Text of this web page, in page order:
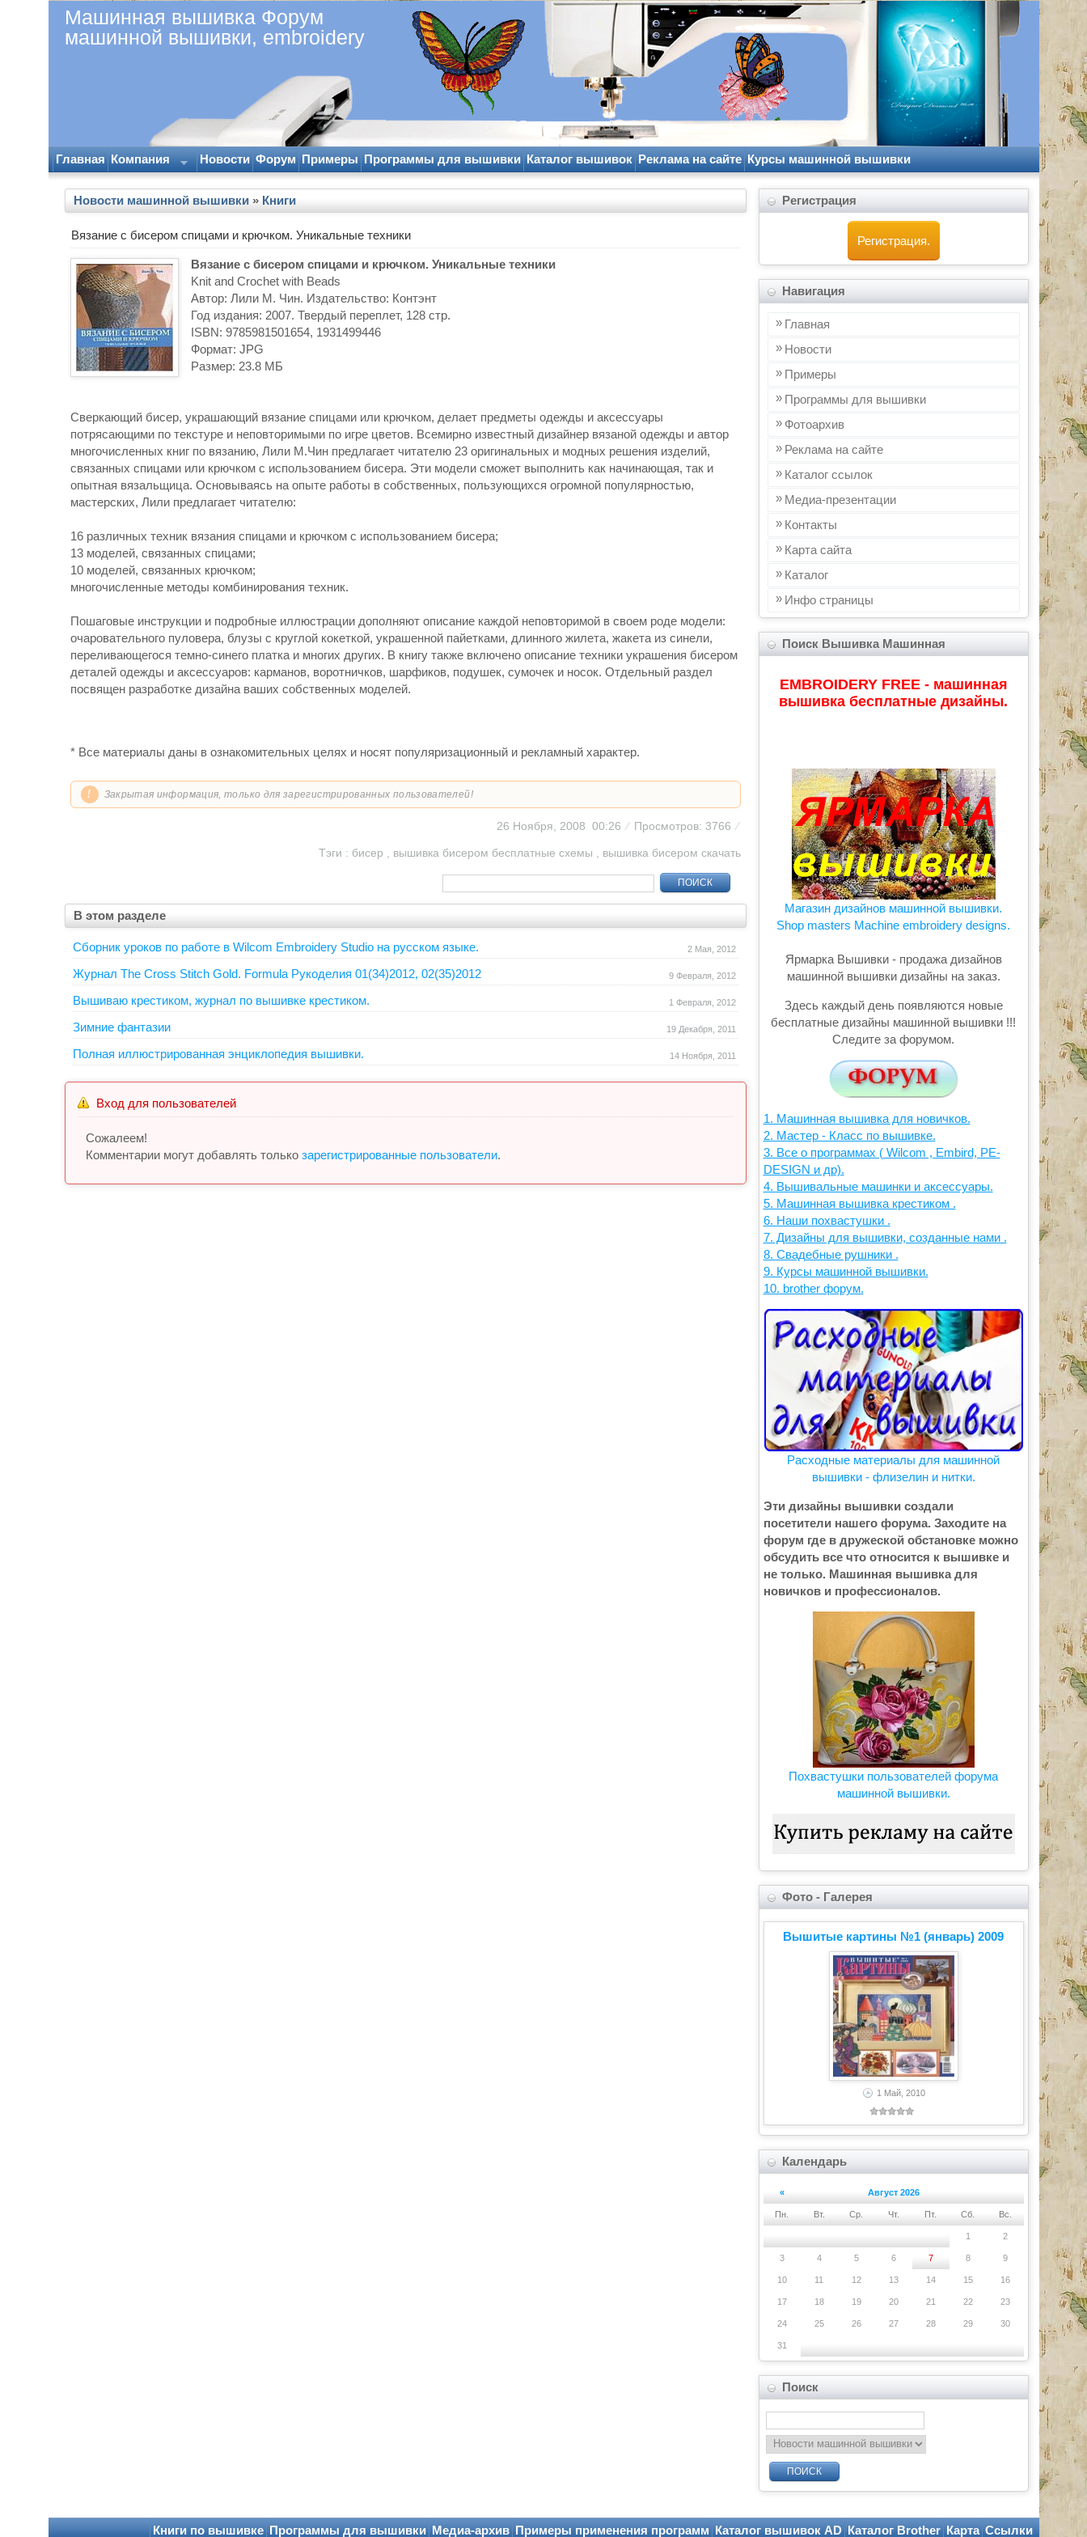
Машинная вышивка Форум
машинной вышивки, embroidery
Главная Компания Новости Форум Примеры Программы для вышивки Каталог вышивок Реклама на сайте Курсы машинной вышивки
Новости машинной вышивки» Книги
Вязание с бисером спицами и крючком. Уникальные техники
Вязание с бисером спицами и крючком. Уникальные техники
Knit and Crochet with Beads
Автор: Лили М. Чин. Издательство: Контэнт
Год издания: 2007. Твердый переплет, 128 стр.
ISBN: 9785981501654, 1931499446
Формат: JPG
Размер: 23.8 МБ
Сверкающий бисер, украшающий вязание спицами или крючком, делает предметы одежды и аксессуары
потрясающими по текстуре и неповторимыми по игре цветов. Всемирно известный дизайнер вязаной одежды и автор
многочисленных книг по вязанию, Лили М.Чин предлагает читателю 23 оригинальных и модных решения изделий,
связанных спицами или крючком с использованием бисера. Эти модели сможет выполнить как начинающая, так и
опытная вязальщица. Основываясь на опыте работы в собственных, пользующихся огромной популярностью,
мастерских, Лили предлагает читателю:
16 различных техник вязания спицами и крючком с использованием бисера;
13 моделей, связанных спицами;
10 моделей, связанных крючком;
многочисленные методы комбинирования техник.
Пошаговые инструкции и подробные иллюстрации дополняют описание каждой неповторимой в своем роде модели:
очаровательного пуловера, блузы с круглой кокеткой, украшенной пайетками, длинного жилета, жакета из синели,
переливающегося темно-синего платка и многих других. В книгу также включено описание техники украшения бисером
деталей одежды и аксессуаров: карманов, воротничков, шарфиков, подушек, сумочек и носок. Отдельный раздел
посвящен разработке дизайна ваших собственных моделей.
* Все материалы даны в ознакомительных целях и носят популяризационный и рекламный характер.
! Закрытая информация, только для зарегистрированных пользователей!
26 Ноября, 2008 00:26 ⁄ Просмотров: 3766 ⁄
Тэги : бисер вышивка бисером бесплатные схемы вышивка бисером скачать
ПОИСК
В этом разделе
2 Мая, 2012
Сборник уроков по работе в Wilcom Embroidery Studio на русском языке.
9 Февраля, 2012
Журнал The Cross Stitch Gold. Formula Рукоделия 01(34)2012, 02(35)2012
1 Февраля, 2012
Вышиваю крестиком, журнал по вышивке крестиком.
19 Декабря, 2011
Зимние фантазии
14 Ноября, 2011
Полная иллюстрированная энциклопедия вышивки.
Вход для пользователей
Сожалеем!
Комментарии могут добавлять только зарегистрированные пользователи.
Регистрация
Регистрация.
Навигация
Главная
Новости
Примеры
Программы для вышивки
Фотоархив
Реклама на сайте
Каталог ссылок
Медиа-презентации
Контакты
Карта сайта
Каталог
Инфo страницы
Поиск Вышивка Машинная
EMBROIDERY FREE - машинная
вышивка бесплатные дизайны.
Магазин дизайнов машинной вышивки.
Shop masters Machine embroidery designs.
Ярмарка Вышивки - продажа дизайнов
машинной вышивки дизайны на заказ.
Здесь каждый день появляются новые
бесплатные дизайны машинной вышивки !!!
Следите за форумом.
1. Машинная вышивка для новичков.
2. Мастер - Класс по вышивке.
3. Все о программах ( Wilcom , Embird, PE-
DESIGN и др).
4. Вышивальные машинки и аксессуары.
5. Машинная вышивка крестиком .
6. Наши похвастушки .
7. Дизайны для вышивки, созданные нами .
8. Свадебные рушники .
9. Курсы машинной вышивки.
10. brother форум.
Расходные материалы для машинной
вышивки - флизелин и нитки.
Эти дизайны вышивки создали
посетители нашего форума. Заходите на
форум где в дружеской обстановке можно
обсудить все что относится к вышивке и
не только. Машинная вышивка для
новичков и профессионалов.
Похвастушки пользователей форума
машинной вышивки.
Фото - Галерея
Вышитые картины №1 (январь) 2009
1 Май, 2010
Календарь
« Август 2026
Пн. Вт. Ср. Чт. Пт. Сб. Вс.
1 2
3 4 5 6 7 8 9
10 11 12 13 14 15 16
17 18 19 20 21 22 23
24 25 26 27 28 29 30
31
Поиск
ПОИСК
Книги по вышивке Программы для вышивки Медиа-архив Примеры применения программ Каталог вышивок AD Каталог Brother Карта Ссылки